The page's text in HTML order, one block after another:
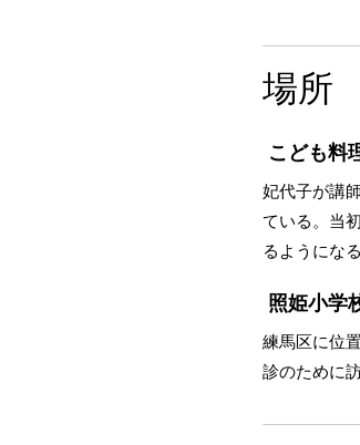
場所
こども料
妃代子が講
ている。当
るようにな
照姫小学
練馬区に位
診のために